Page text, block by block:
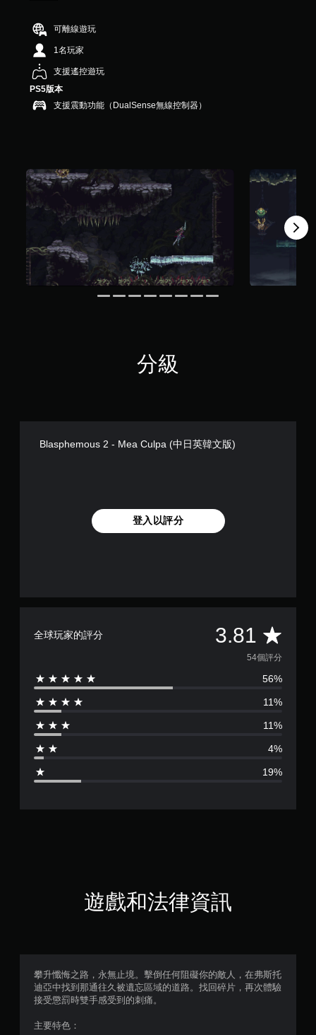
顆
星
）
，
共
5
4
可離線遊玩
1名玩家
支援遙控遊玩
PS5版本
支援震動功能（DualSense無線控制器）
分級
Blasphemous 2 - Mea Culpa (中日英韓文版)
登入以評分
全球玩家的評分 3.81 平
均
評
分
3
8
分
5
54個評分
56%
11%
11%
4%
19%
遊戲和法律資訊
攀升懺悔之路，永無止境。擊倒任何阻礙你的敵人，在弗斯托
迪亞中找到那通往久被遺忘區域的道路。找回碎片，再次體驗
接受懲罰時雙手感受到的刺痛。
主要特色：